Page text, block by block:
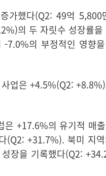
가했다(Q2: 49억 5,800
의 두 자릿수 성장률을
7.0%의 부정적인 영향
업은 +4.5%(Q2:
은 +17.6%의 유기적 매
(Q2: +31.7%). 북미 지
장을 기록했다(Q2: